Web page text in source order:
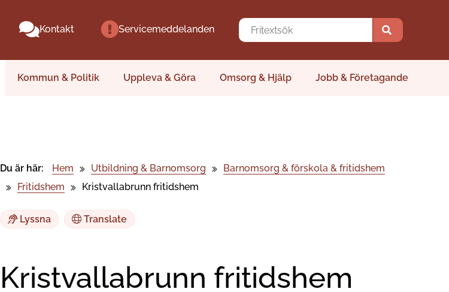
Kontakt Servicemeddelanden
Kommun & Politik Uppleva & Göra Omsorg & Hjälp Jobb & Företagande
Du är här: Hem Utbildning & Barnomsorg
Barnomsorg & förskola & fritidshem
Fritidshem
Kristvallabrunn fritidshem
Lyssna Translate
Kristvallabrunn fritidshem